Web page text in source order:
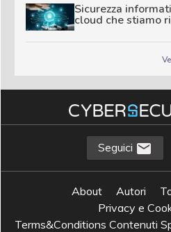
Sicurezza
cloud che stiamo
Seguici
About Autori
Privacy e
Terms&Conditions Contenuti